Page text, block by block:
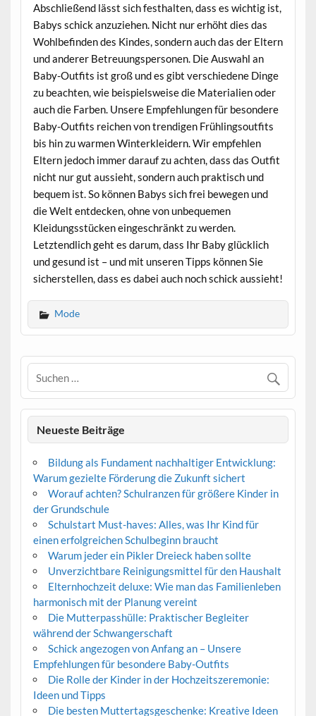
Abschließend lässt sich festhalten, dass es wichtig ist,
Babys schick anzuziehen. Nicht nur erhöht dies das
Wohlbefinden des Kindes, sondern auch das der Eltern
und anderer Betreuungspersonen. Die Auswahl an
Baby-Outfits ist groß und es gibt verschiedene Dinge
zu beachten, wie beispielsweise die Materialien oder
auch die Farben. Unsere Empfehlungen für besondere
Baby-Outfits reichen von trendigen Frühlingsoutfits
bis hin zu warmen Winterkleidern. Wir empfehlen
Eltern jedoch immer darauf zu achten, dass das Outfit
nicht nur gut aussieht, sondern auch praktisch und
bequem ist. So können Babys sich frei bewegen und
die Welt entdecken, ohne von unbequemen
Kleidungsstücken eingeschränkt zu werden.
Letztendlich geht es darum, dass Ihr Baby glücklich
und gesund ist – und mit unseren Tipps können Sie
sicherstellen, dass es dabei auch noch schick aussieht!
Mode
Neueste Beiträge
Bildung als Fundament nachhaltiger Entwicklung:
Warum gezielte Förderung die Zukunft sichert
Worauf achten? Schulranzen für größere Kinder in
der Grundschule
Schulstart Must-haves: Alles, was Ihr Kind für
einen erfolgreichen Schulbeginn braucht
Warum jeder ein Pikler Dreieck haben sollte
Unverzichtbare Reinigungsmittel für den Haushalt
Elternhochzeit deluxe: Wie man das Familienleben
harmonisch mit der Planung vereint
Die Mutterpasshülle: Praktischer Begleiter
während der Schwangerschaft
Schick angezogen von Anfang an – Unsere
Empfehlungen für besondere Baby-Outfits
Die Rolle der Kinder in der Hochzeitszeremonie:
Ideen und Tipps
Die besten Muttertagsgeschenke: Kreative Ideen